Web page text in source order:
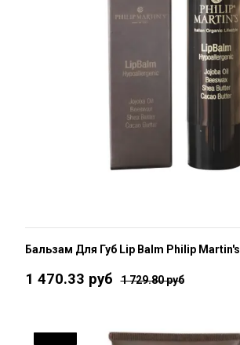
Бальзам Для Губ Lip Balm Philip Martin's
1 470.33 руб 1 729.80 руб